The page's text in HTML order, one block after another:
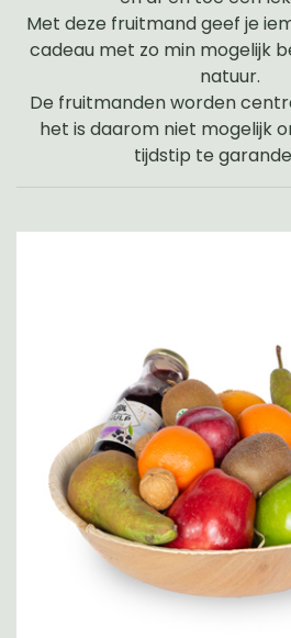
Met deze fruitmand geef je
cadeau met zo min mogelijk
natuur.
De fruitmanden worden
het is daarom niet mogelijk
tijdstip te